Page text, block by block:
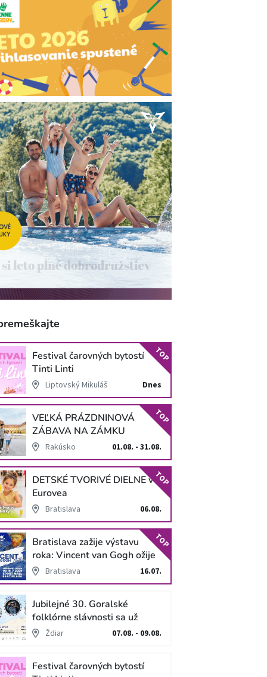
Festival čarovných bytostí
Tinti Linti
Liptovský Mikuláš Dnes
TOP
VEĽKÁ PRÁZDNINOVÁ
ZÁBAVA NA ZÁMKU
SCHLOSS HOF
Rakúsko 01.08. - 31.08.
TOP
DETSKÉ TVORIVÉ DIELNE v
Eurovea
Bratislava 06.08.
TOP
Bratislava zažije výstavu
roka: Vincent van Gogh ožije
v unikátnej imerzívnej šou!
Bratislava 16.07.
TOP
Jubilejné 30. Goralské
folklórne slávnosti sa už
blížiaŽdiar 07.08. - 09.08.
Festival čarovných bytostí